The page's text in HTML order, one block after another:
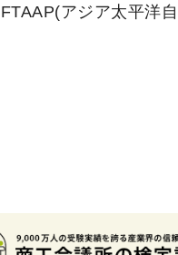
アジア太平洋